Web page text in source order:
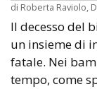
di Roberta Raviolo,
Il decesso del
un insieme di
fatale. Nei
tempo, come